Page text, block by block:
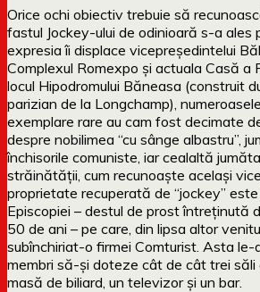
Orice ochi obiectiv trebuie să
fastul Jockey-ului de odinioară s-a ales
expresia îi displace vicepreședintelui
Complexul Romexpo și actuala Casă a
locul Hipodromului Băneasa (construit
parizian de la Longchamp),
exemplare rare au cam fost decimate
despre nobilimea “cu sânge albastru”,
închisorile comuniste, iar cealaltă
străinătății, cum recunoaște același
proprietate recuperată de “jockey”
Episcopiei – destul de prost întreținută
50 de ani – pe care, din lipsa altor
subînchiriat-o firmei Comturist. Asta le-
membri să-și doteze cât de cât trei săli
masă de biliard, un televizor și un bar.